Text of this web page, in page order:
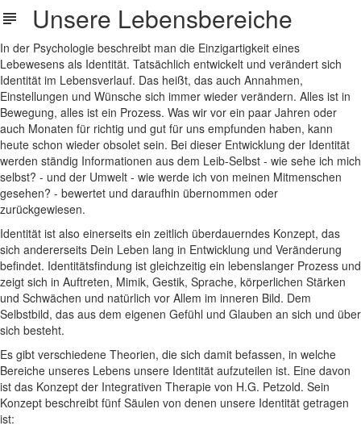
Unsere Lebensbereiche
In der Psychologie beschreibt man die Einzigartigkeit eines
Lebewesens als Identität. Tatsächlich entwickelt und verändert sich
Identität im Lebensverlauf. Das heißt, das auch Annahmen,
Einstellungen und Wünsche sich immer wieder verändern. Alles ist in
Bewegung, alles ist ein Prozess. Was wir vor ein paar Jahren oder
auch Monaten für richtig und gut für uns empfunden haben, kann
heute schon wieder obsolet sein. Bei dieser Entwicklung der Identität
werden ständig Informationen aus dem Leib-Selbst - wie sehe ich mich
selbst? - und der Umwelt - wie werde ich von meinen Mitmenschen
gesehen? - bewertet und daraufhin übernommen oder
zurückgewiesen.
Identität ist also einerseits ein zeitlich überdauerndes Konzept, das
sich andererseits Dein Leben lang in Entwicklung und Veränderung
befindet. Identitätsfindung ist gleichzeitig ein lebenslanger Prozess und
zeigt sich in Auftreten, Mimik, Gestik, Sprache, körperlichen Stärken
und Schwächen und natürlich vor Allem im inneren Bild. Dem
Selbstbild, das aus dem eigenen Gefühl und Glauben an sich und über
sich besteht.
Es gibt verschiedene Theorien, die sich damit befassen, in welche
Bereiche unseres Lebens unsere Identität aufzuteilen ist. Eine davon
ist das Konzept der Integrativen Therapie von H.G. Petzold. Sein
Konzept beschreibt fünf Säulen von denen unsere Identität getragen
ist: